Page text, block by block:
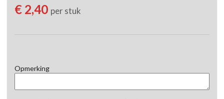
€ 2,40 per stuk
Opmerking